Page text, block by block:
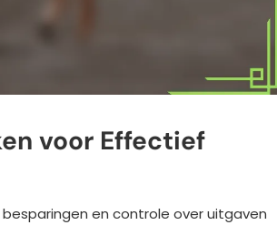
voor Effectief
en controle over uitgaven